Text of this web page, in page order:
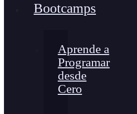
Bootcamps
Aprende a
Programar
desde
Cero